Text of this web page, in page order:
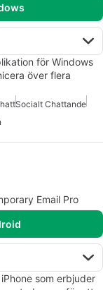
för Windows
över flera
Socialt Chattande
Email Pro
som erbjuder